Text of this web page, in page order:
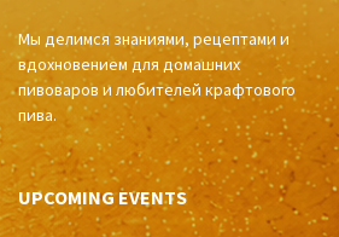
Мы делимся знаниями, рецептами и
вдохновением для домашних
пивоваров и любителей крафтового
пива.
UPCOMING EVENTS